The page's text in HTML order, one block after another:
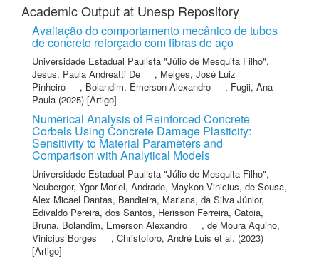
Academic Output at Unesp Repository
Avaliação do comportamento mecânico de tubos
de concreto reforçado com fibras de aço
Universidade Estadual Paulista "Júlio de Mesquita Filho",
Jesus, Paula Andreatti De
, Melges, José Luiz
Pinheiro
, Bolandim, Emerson Alexandro , Fugii, Ana
Paula (2025) [Artigo]
Numerical Analysis of Reinforced Concrete
Corbels Using Concrete Damage Plasticity:
Sensitivity to Material Parameters and
Comparison with Analytical Models
Universidade Estadual Paulista "Júlio de Mesquita Filho",
Neuberger, Ygor Moriel, Andrade, Maykon Vinicius, de Sousa,
Alex Micael Dantas, Bandieira, Mariana, da Silva Júnior,
Edivaldo Pereira, dos Santos, Herisson Ferreira, Catoia,
Bruna, Bolandim, Emerson Alexandro , de Moura Aquino,
Vinicius Borges
, Christoforo, André Luis et al. (2023)
[Artigo]